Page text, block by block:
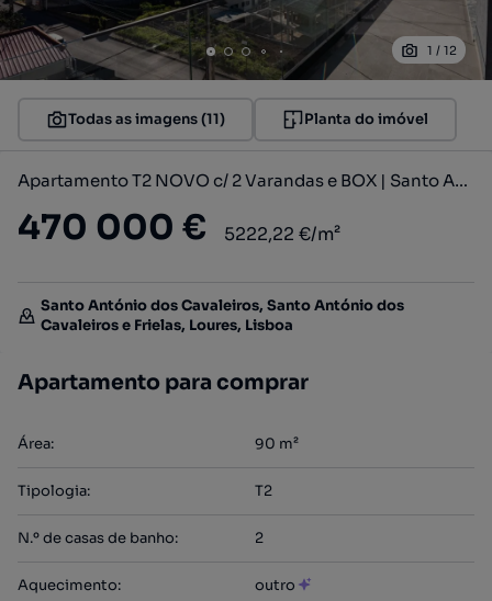
1 / 12
Todas as imagens (11) Planta do imóvel
Apartamento T2 NOVO c/ 2 Varandas e BOX | Santo António dos Cavalei...
470 000 € 5222,22 €/m²
Santo António dos Cavaleiros, Santo António dos
Cavaleiros e Frielas, Loures, Lisboa
Apartamento para comprar
Área: 90 m²
Tipologia: T2
N.º de casas de banho: 2
Aquecimento: outro